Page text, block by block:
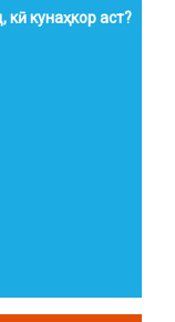
кунаҳкор аст?